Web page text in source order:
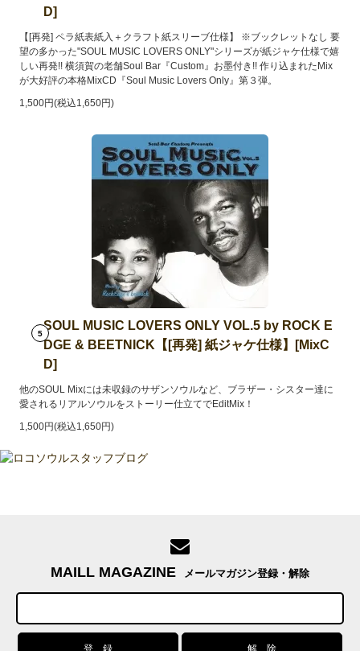
D]
【[再発] ペラ紙表紙入＋クラフト紙スリーブ仕様】 ※ブックレットなし 要
望の多かった"SOUL MUSIC LOVERS ONLY"シリーズが紙ジャケ仕様で嬉
しい再発!! 横須賀の老舗Soul Bar『Custom』お墨付き!! 作り込まれたMix
が大好評の本格MixCD『Soul Music Lovers Only』第３弾。
1,500円(税込1,650円)
5
SOUL MUSIC LOVERS ONLY VOL.5 by ROCK E
DGE & BEETNICK【[再発] 紙ジャケ仕様】[MixC
D]
他のSOUL Mixには未収録のサザンソウルなど、ブラザー・シスター達に
愛されるリアルソウルをストーリー仕立てでEditMix！
1,500円(税込1,650円)
MAILL MAGAZINE メールマガジン登録・解除